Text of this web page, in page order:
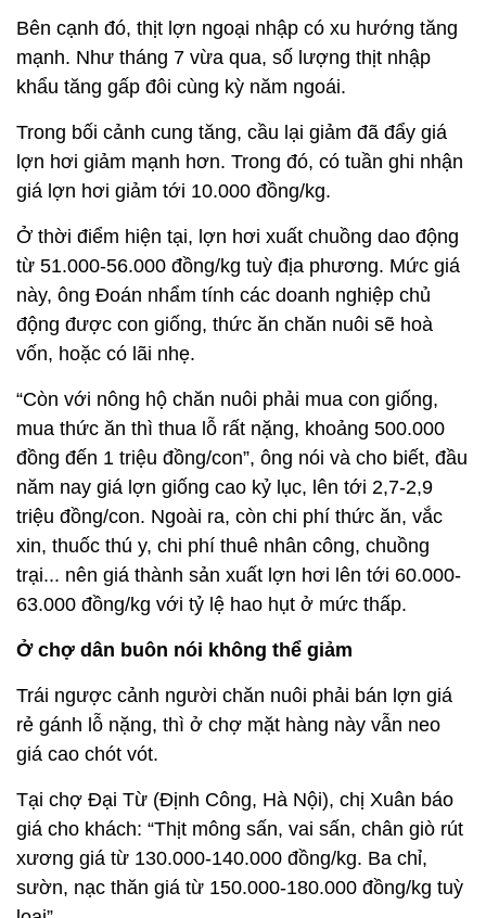
Bên cạnh đó, thịt lợn ngoại nhập có xu hướng tăng
mạnh. Như tháng 7 vừa qua, số lượng thịt nhập
khẩu tăng gấp đôi cùng kỳ năm ngoái.
Trong bối cảnh cung tăng, cầu lại giảm đã đẩy giá
lợn hơi giảm mạnh hơn. Trong đó, có tuần ghi nhận
giá lợn hơi giảm tới 10.000 đồng/kg.
Ở thời điểm hiện tại, lợn hơi xuất chuồng dao động
từ 51.000-56.000 đồng/kg tuỳ địa phương. Mức giá
này, ông Đoán nhẩm tính các doanh nghiệp chủ
động được con giống, thức ăn chăn nuôi sẽ hoà
vốn, hoặc có lãi nhẹ.
“Còn với nông hộ chăn nuôi phải mua con giống,
mua thức ăn thì thua lỗ rất nặng, khoảng 500.000
đồng đến 1 triệu đồng/con”, ông nói và cho biết, đầu
năm nay giá lợn giống cao kỷ lục, lên tới 2,7-2,9
triệu đồng/con. Ngoài ra, còn chi phí thức ăn, vắc
xin, thuốc thú y, chi phí thuê nhân công, chuồng
trại... nên giá thành sản xuất lợn hơi lên tới 60.000-
63.000 đồng/kg với tỷ lệ hao hụt ở mức thấp.
Ở chợ dân buôn nói không thể giảm
Trái ngược cảnh người chăn nuôi phải bán lợn giá
rẻ gánh lỗ nặng, thì ở chợ mặt hàng này vẫn neo
giá cao chót vót.
Tại chợ Đại Từ (Định Công, Hà Nội), chị Xuân báo
giá cho khách: “Thịt mông sấn, vai sấn, chân giò rút
xương giá từ 130.000-140.000 đồng/kg. Ba chỉ,
sườn, nạc thăn giá từ 150.000-180.000 đồng/kg tuỳ